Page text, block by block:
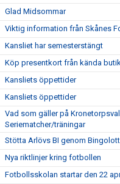
Glad Midsommar
Viktig information från Skånes
Kansliet har semesterstängt
Köp presentkort från kända
Kansliets öppettider
Kansliets öppettider
Vad som gäller på
Seriematcher/träningar
Stötta Arlövs BI genom
Nya riktlinjer kring fotbollen
Fotbollsskolan startar den 22